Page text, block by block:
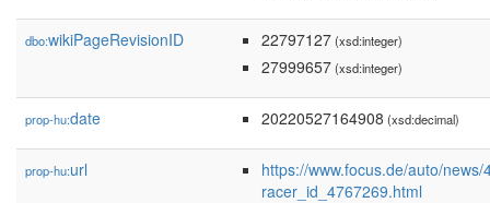
dbo:wikiPageRevisionID 22797127(xsd:integer)
27999657(xsd:integer)
prop-hu:date 20220527164908 (xsd:decimal)
prop-hu:url
https://www.focus.de/auto/
racer_id_4767269.html